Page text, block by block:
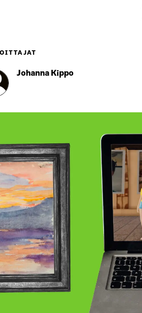
Johanna Kippo